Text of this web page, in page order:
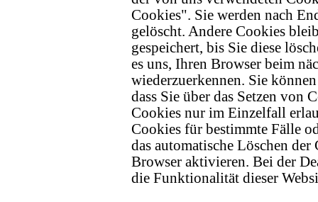
Cookies". Sie werden nach
gelöscht. Andere Cookies
gespeichert, bis Sie diese
es uns, Ihren Browser beim
wiederzuerkennen. Sie
dass Sie über das Setzen von
Cookies nur im Einzelfall
Cookies für bestimmte Fälle
das automatische Löschen
Browser aktivieren. Bei der
die Funktionalität dieser